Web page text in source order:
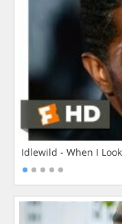
Idlewild - When I